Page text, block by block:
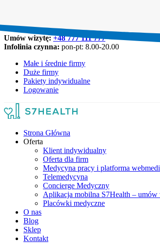
Umów wizytę:+48 777 111 777
Infolinia czynna: pon-pt: 8.00-20.00
Małe i średnie firmy
Duże firmy
Pakiety indywidualne
Logowanie
Strona Główna
Oferta
Klient indywidualny
Oferta dla firm
Medycyna pracy i platforma
Telemedycyna
Concierge Medyczny
Aplikacja mobilna S7Health – umów
Placówki medyczne
O nas
Blog
Sklep
Kontakt